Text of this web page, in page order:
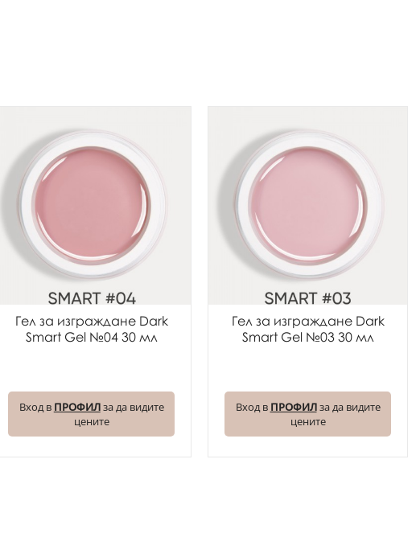
Гел за изграждане Dark
Smart Gel №04 30 мл
Вход в ПРОФИЛза да видите
цените
Гел за изграждане Dark
Smart Gel №03 30 мл
Вход в ПРОФИЛза да видите
цените